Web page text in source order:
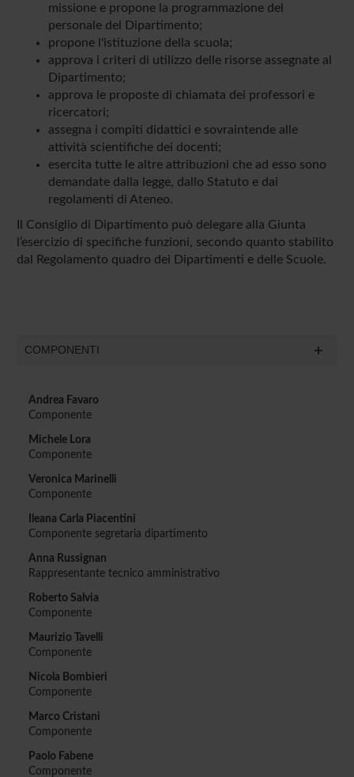
missione e propone la programmazione del
personale del Dipartimento;
propone l'istituzione della scuola;
approva i criteri di utilizzo delle risorse assegnate al
Dipartimento;
approva le proposte di chiamata dei professori e
ricercatori;
assegna i compiti didattici e sovraintende alle
attività scientifiche dei docenti;
esercita tutte le altre attribuzioni che ad esso sono
demandate dalla legge, dallo Statuto e dai
regolamenti di Ateneo.
Il Consiglio di Dipartimento può delegare alla Giunta
l’esercizio di specifiche funzioni, secondo quanto stabilito
dal Regolamento quadro dei Dipartimenti e delle Scuole.
COMPONENTI
Andrea Favaro
Componente
Michele Lora
Componente
Veronica Marinelli
Componente
Ileana Carla Piacentini
Componente segretaria dipartimento
Anna Russignan
Rappresentante tecnico amministrativo
Roberto Salvia
Componente
Maurizio Tavelli
Componente
Nicola Bombieri
Componente
Marco Cristani
Componente
Paolo Fabene
Componente